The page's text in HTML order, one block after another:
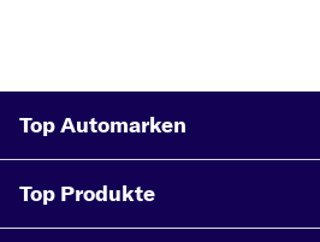
Top Automarken
Top Produkte